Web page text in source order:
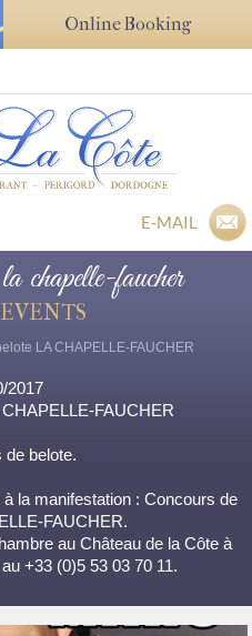
Online Booking
E-MAIL
chapelle-faucher
LA CHAPELLE-FAUCHER
2017
FAUCHER
de belote.
la manifestation : Concours de
FAUCHER.
au Château de la Côte à
+33 (0)5 53 03 70 11.